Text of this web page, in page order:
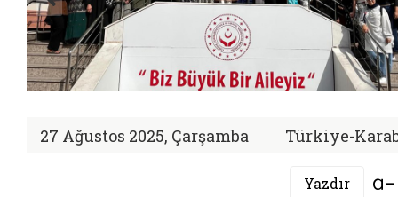
27 Ağustos 2025, Çarşamba Türkiye-
Yazdır